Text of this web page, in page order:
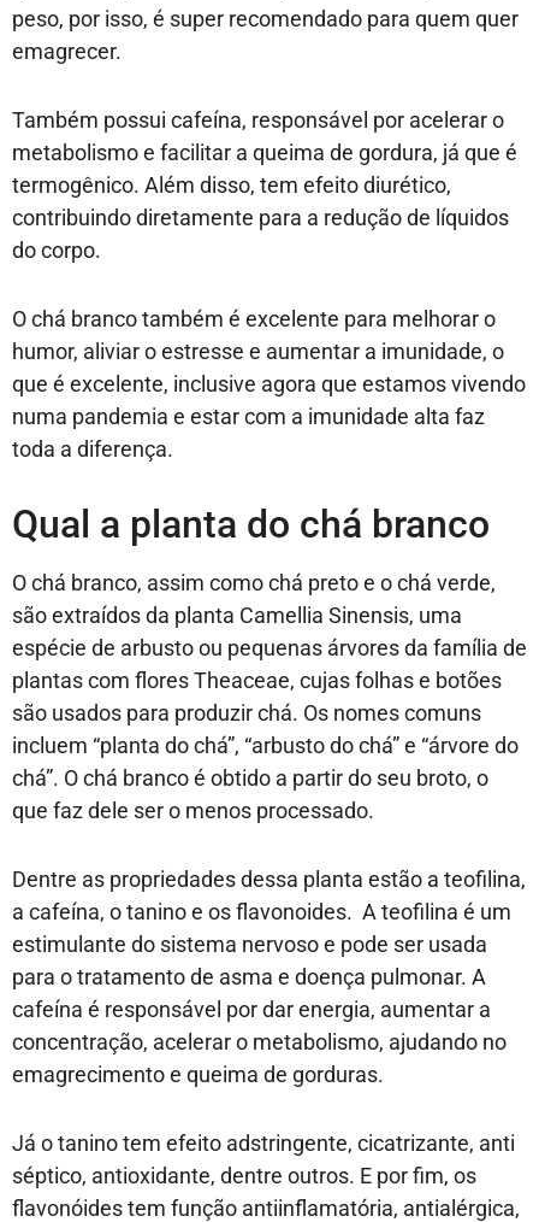
peso, por isso, é super recomendado para quem quer
emagrecer.
Também possui cafeína, responsável por acelerar o
metabolismo e facilitar a queima de gordura, já que é
termogênico. Além disso, tem efeito diurético,
contribuindo diretamente para a redução de líquidos
do corpo.
O chá branco também é excelente para melhorar o
humor, aliviar o estresse e aumentar a imunidade, o
que é excelente, inclusive agora que estamos vivendo
numa pandemia e estar com a imunidade alta faz
toda a diferença.
Qual a planta do chá branco
O chá branco, assim como chá preto e o chá verde,
são extraídos da planta Camellia Sinensis, uma
espécie de arbusto ou pequenas árvores da família de
plantas com flores Theaceae, cujas folhas e botões
são usados para produzir chá. Os nomes comuns
incluem “planta do chá”, “arbusto do chá” e “árvore do
chá”. O chá branco é obtido a partir do seu broto, o
que faz dele ser o menos processado.
Dentre as propriedades dessa planta estão a teofilina,
a cafeína, o tanino e os flavonoides. A teofilina é um
estimulante do sistema nervoso e pode ser usada
para o tratamento de asma e doença pulmonar. A
cafeína é responsável por dar energia, aumentar a
concentração, acelerar o metabolismo, ajudando no
emagrecimento e queima de gorduras.
Já o tanino tem efeito adstringente, cicatrizante, anti
séptico, antioxidante, dentre outros. E por fim, os
flavonóides tem função antiinflamatória, antialérgica,